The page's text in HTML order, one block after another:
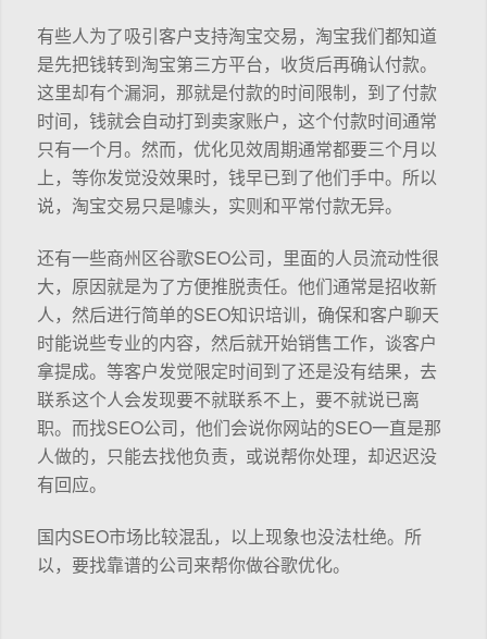
有些人为了吸引客户支持淘宝交易，淘宝我们都知道
是先把钱转到淘宝第三方平台，收货后再确认付款。
这里却有个漏洞，那就是付款的时间限制，到了付款
时间，钱就会自动打到卖家账户，这个付款时间通常
只有一个月。然而，优化见效周期通常都要三个月以
上，等你发觉没效果时，钱早已到了他们手中。所以
说，淘宝交易只是噱头，实则和平常付款无异。
还有一些商州区谷歌SEO公司，里面的人员流动性很
大，原因就是为了方便推脱责任。他们通常是招收新
人，然后进行简单的SEO知识培训，确保和客户聊天
时能说些专业的内容，然后就开始销售工作，谈客户
拿提成。等客户发觉限定时间到了还是没有结果，去
联系这个人会发现要不就联系不上，要不就说已离
职。而找SEO公司，他们会说你网站的SEO一直是那
人做的，只能去找他负责，或说帮你处理，却迟迟没
有回应。
国内SEO市场比较混乱，以上现象也没法杜绝。所
以，要找靠谱的公司来帮你做谷歌优化。